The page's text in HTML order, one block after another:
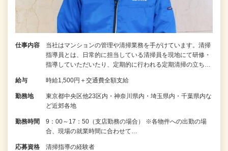
仕事内容
当社はマンションの管理や清掃業務を手がけています。清掃
指導員とは、日常的に担当している清掃員を現地にて研修・
指導していただいたり、定期的に行われる定期清掃の立ち…
給与 時給1,500円＋交通費全額支給
勤務地
東京都中央区他23区内・神奈川県内・埼玉県内・千葉県内な
ど近郊各地
勤務時間
9：00～17：50（支店勤務の場合） ※各物件への出勤の場
合、現場の就業時間に合わせて…
応募資格 清掃指導の経験者